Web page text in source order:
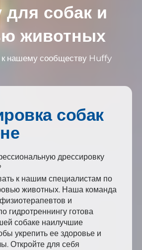
для собак и
животных
к нашему сообществу Huffy
собак
дрессировку
к нашим специалистам по
животных. Наша команда
и
гидротреннингу готова
собаке наилучшие
укрепить ее здоровье и
Откройте для себя